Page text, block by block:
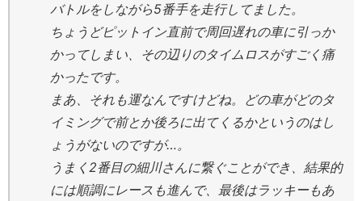
バトルをしながら5番手を走行してました。
ちょうどピットイン直前で周回遅れの車に引っか
かってしまい、その辺りのタイムロスがすごく痛
かったです。
まあ、それも運なんですけどね。どの車がどのタ
イミングで前とか後ろに出てくるかというのはし
ょうがないのですが…。
うまく2番目の細川さんに繋ぐことができ、結果的
には順調にレースも進んで、最後はラッキーもあ